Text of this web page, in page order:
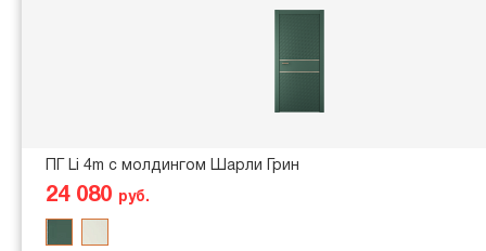
ПГ Li 4m с молдингом Шарли Грин
24 080 руб.